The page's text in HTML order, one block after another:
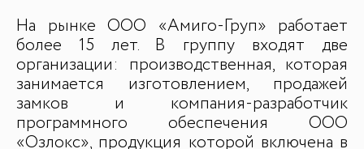
На рынке ООО «Амиго-Груп» работает
более 15 лет. В группу входят две
организации: производственная, которая
занимается изготовлением, продажей
замков и компания-разработчик
программного обеспечения ООО
«Озлокс», продукция которой включена в